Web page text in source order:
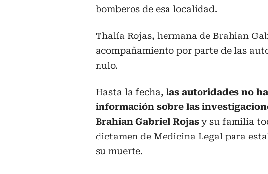
bomberos de esa localidad.
Thalía Rojas, hermana de Brahian
acompañamiento por parte de las
nulo.
Hasta la fecha, las autoridades no
información sobre las
Brahian Gabriel Rojas y su familia
dictamen de Medicina Legal para
su muerte.